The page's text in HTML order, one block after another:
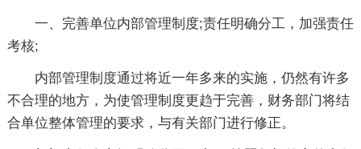
一、完善单位内部管理制度;责任明确分工，加强责任
考核;
内部管理制度通过将近一年多来的实施，仍然有许多
不合理的地方，为使管理制度更趋于完善，财务部门将结
合单位整体管理的要求，与有关部门进行修正。